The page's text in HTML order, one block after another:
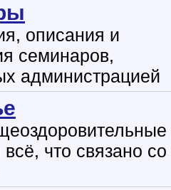
описания и
семинаров,
администрацией
всё, что связано со